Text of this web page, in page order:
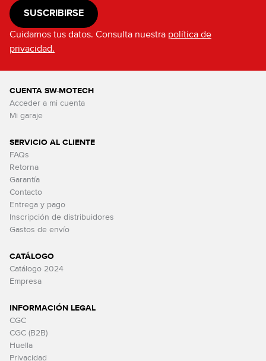
SUSCRIBIRSE
Cuidamos tus datos. Consulta nuestra política de
privacidad.
CUENTA SW-MOTECH
Acceder a mi cuenta
Mi garaje
SERVICIO AL CLIENTE
FAQs
Retorna
Garantía
Contacto
Entrega y pago
Inscripción de distribuidores
Gastos de envío
CATÁLOGO
Catálogo 2024
Empresa
INFORMACIÓN LEGAL
CGC
CGC (B2B)
Huella
Privacidad